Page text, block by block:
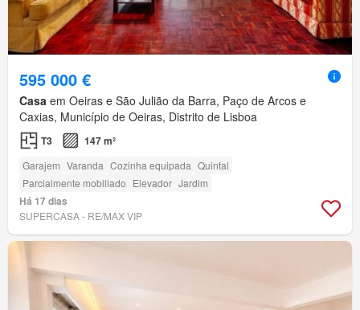
595 000 €
Casa em Oeiras e São Julião da Barra, Paço de Arcos e
Caxias, Município de Oeiras, Distrito de Lisboa
T3 147 m²
Garajem Varanda Cozinha equipada Quintal
Parcialmente mobiliado Elevador Jardim
Há 17 dias
SUPERCASA - RE/MAX VIP